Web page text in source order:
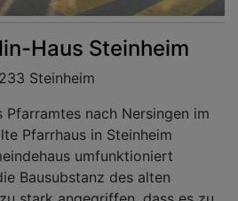
Haus Steinheim
Steinheim
Pfarramtes nach Nersingen im
Pfarrhaus in Steinheim
umfunktioniert
Bausubstanz des alten